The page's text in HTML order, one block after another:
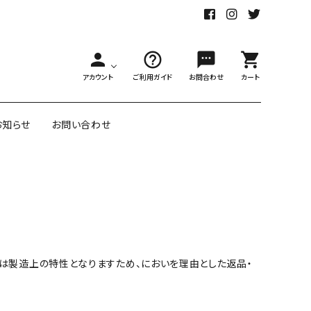
person
アカウント
help_outline
ご利用ガイド
sms
お問合わせ
shopping_cart
カート
知らせ
お問い合わせ
造上の特性となりますため、においを理由とした返品・